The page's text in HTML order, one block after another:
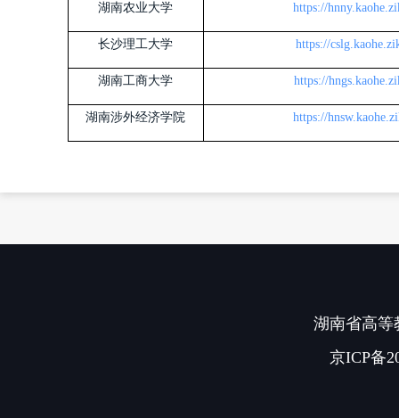
湖南农业大学 https://
长沙理工大学 https://
湖南工商大学 https://
湖南涉外经济学院 https://
湖南省高等
京ICP备